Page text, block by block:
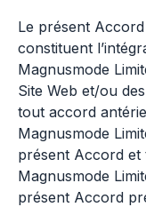
Le présent
constituent
Magnusmode
Site Web et/ou
tout accord
Magnusmode
présent Accord
Magnusmode
présent Accord